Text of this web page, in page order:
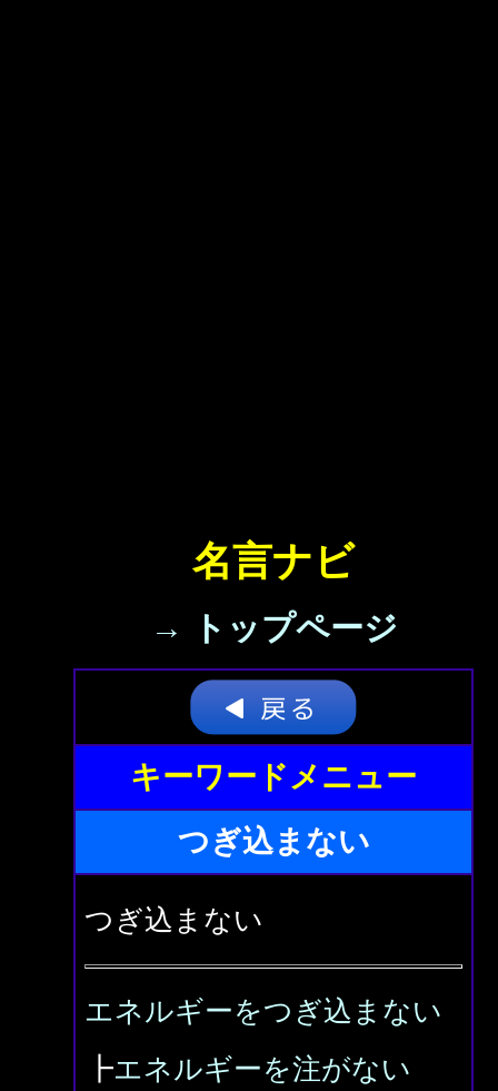
名言ナビ
→ トップページ
キーワードメニュー
つぎ込まない
つぎ込まない
エネルギーをつぎ込まない
┣エネルギーを注がない